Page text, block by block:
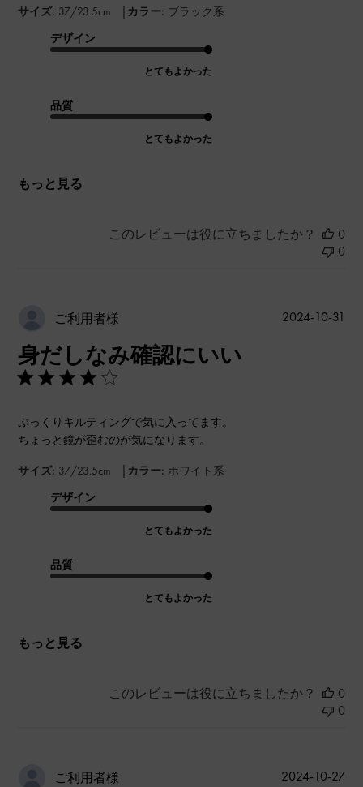
サイズ: 37/23.5cm | カラー: ブラック系
デザイン
とてもよかった
品質
とてもよかった
もっと見る
このレビューは役に立ちましたか？
0
0
ご利用者様
身だしなみ確認にいい
ぷっくりキルティングで気に入ってます。
ちょっと鏡が歪むのが気になります。
サイズ: 37/23.5cm | カラー: ホワイト系
デザイン
とてもよかった
品質
とてもよかった
もっと見る
2024-10-31
このレビューは役に立ちましたか？
0
0
ご利用者様
公
2024-10-27